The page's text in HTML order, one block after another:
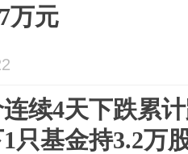
万元
续4天下跌累
只基金持3.2万